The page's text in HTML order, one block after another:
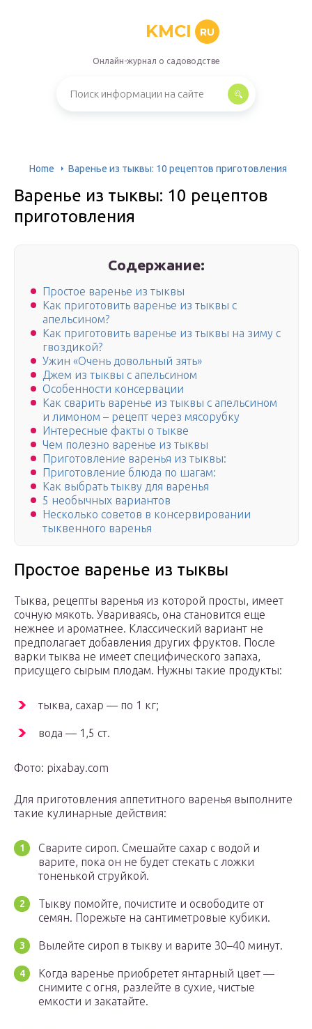
KMCI RU
Онлайн-журнал о садоводстве
Home Варенье из тыквы: 10 рецептов приготовления
Варенье из тыквы: 10 рецептов
приготовления
Содержание:
Простое варенье из тыквы
Как приготовить варенье из тыквы с
апельсином?
Как приготовить варенье из тыквы на зиму с
гвоздикой?
Ужин «Очень довольный зять»
Джем из тыквы с апельсином
Особенности консервации
Как сварить варенье из тыквы с апельсином
и лимоном – рецепт через мясорубку
Интересные факты о тыкве
Чем полезно варенье из тыквы
Приготовление варенья из тыквы:
Приготовление блюда по шагам:
Как выбрать тыкву для варенья
5 необычных вариантов
Несколько советов в консервировании
тыквенного варенья
Простое варенье из тыквы
Тыква, рецепты варенья из которой просты, имеет
сочную мякоть. Увариваясь, она становится еще
нежнее и ароматнее. Классический вариант не
предполагает добавления других фруктов. После
варки тыква не имеет специфического запаха,
присущего сырым плодам. Нужны такие продукты:
тыква, сахар — по 1 кг;
вода — 1,5 ст.
Фото: pixabay.com
Для приготовления аппетитного варенья выполните
такие кулинарные действия:
Сварите сироп. Смешайте сахар с водой и
варите, пока он не будет стекать с ложки
тоненькой струйкой.
Тыкву помойте, почистите и освободите от
семян. Порежьте на сантиметровые кубики.
Вылейте сироп в тыкву и варите 30–40 минут.
Когда варенье приобретет янтарный цвет —
снимите с огня, разлейте в сухие, чистые
емкости и закатайте.